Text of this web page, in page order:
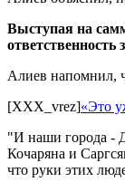
Выступая на
Алиев напомнил,
[XXX_vrez]«Это
"И наши города -
Кочаряна и
что руки этих